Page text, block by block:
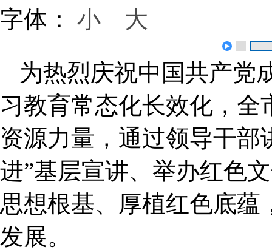
字体： 小 大
为热烈庆祝中国共产党
习教育常态化长效化，
资源力量，通过领导干部
进”基层宣讲、举办红色
思想根基、厚植红色底蕴
发展。